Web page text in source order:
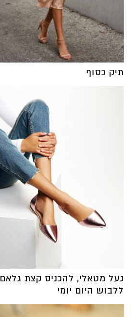
תיק כסוף
נעל מטאלי, להכניס קצת גלאם
ללבוש היום יומי